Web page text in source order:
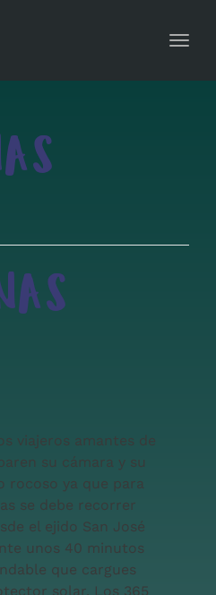
viajeros amantes de
su cámara y su
rocoso ya que para
se debe recorrer
el ejido San José
unos 40 minutos
que cargues
solar. Los 365